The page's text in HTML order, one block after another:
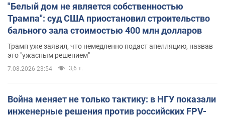
"Белый дом не является собственностью
Трампа": суд США приостановил строительство
бального зала стоимостью 400 млн долларов
Трамп уже заявил, что немедленно подаст апелляцию, назвав
это "ужасным решением"
7.08.2026 23:54 3,6 т.
Война меняет не только тактику: в НГУ показали
инженерные решения против российских FPV-